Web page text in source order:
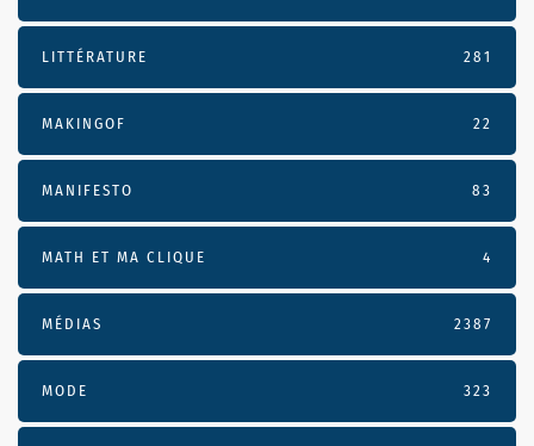
LITTÉRATURE 281
MAKINGOF 22
MANIFESTO 83
MATH ET MA CLIQUE 4
MÉDIAS 2387
MODE 323